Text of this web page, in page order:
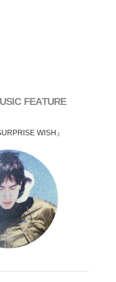
FEATURE
WISH』